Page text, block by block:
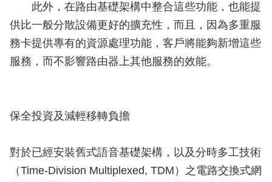
此外，在路由基礎架構中整合這些功能，也能提
供比一般分散設備更好的擴充性，而且，因為多重服
務卡提供專有的資源處理功能，客戶將能夠新增這些
服務，而不影響路由器上其他服務的效能。
保全投資及減輕移轉負擔
對於已經安裝舊式語音基礎架構，以及分時多工技術
（Time-Division Multiplexed, TDM）之電路交換式網